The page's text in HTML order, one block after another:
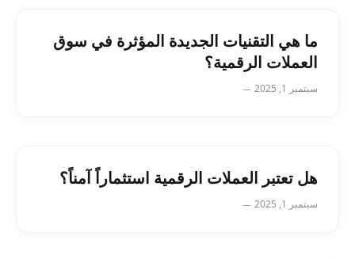
ما هي التقنيات الجديدة المؤثرة في سوق
العملات الرقمية؟
سبتمبر 1, 2025
هل تعتبر العملات الرقمية استثماراً آمناً؟
سبتمبر 1, 2025